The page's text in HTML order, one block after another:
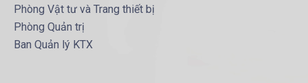
Phòng Vật tư và Trang thiết bị
Phòng Quản trị
Ban Quản lý KTX